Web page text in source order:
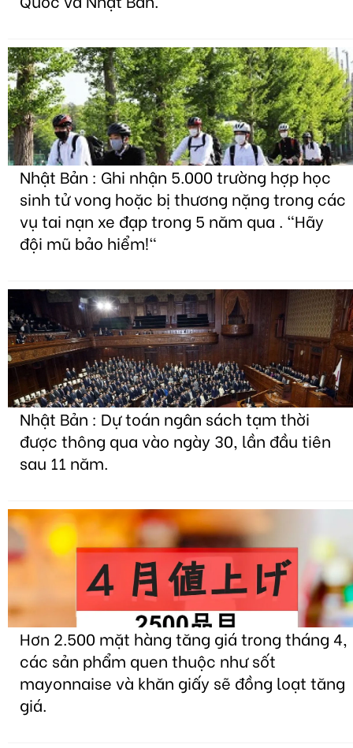
Nhật Bản : Ghi nhận 5.000 trường hợp học
sinh tử vong hoặc bị thương nặng trong các
vụ tai nạn xe đạp trong 5 năm qua . "Hãy
đội mũ bảo hiểm!"
Nhật Bản : Dự toán ngân sách tạm thời
được thông qua vào ngày 30, lần đầu tiên
sau 11 năm.
Hơn 2.500 mặt hàng tăng giá trong tháng 4,
các sản phẩm quen thuộc như sốt
mayonnaise và khăn giấy sẽ đồng loạt tăng
giá.